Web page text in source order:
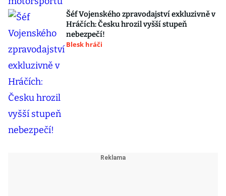
Šéf Vojenského zpravodajství exkluzivně v
Hráčích: Česku hrozil vyšší stupeň
nebezpečí!
Blesk hráči